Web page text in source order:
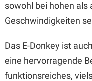
sowohl bei hohen als
Geschwindigkeiten
Das E-Donkey ist
eine hervorragende
funktionsreiches,